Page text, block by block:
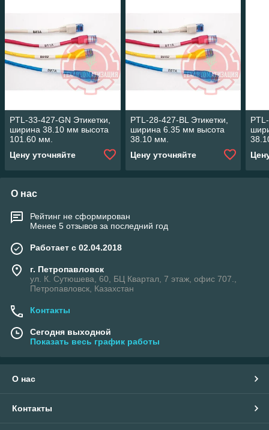
PTL-33-427-GN Этикетки,
ширина 38.10 мм высота
101.60 мм.
Цену уточняйте
PTL-28-427-BL Этикетки,
ширина 6.35 мм высота
38.10 мм.
Цену уточняйте
О нас
Рейтинг не сформирован
Менее 5 отзывов за последний год
Работает с 02.04.2018
г. Петропавловск
ул. К. Сутюшева, 60, БЦ Квартал, 7 этаж, офис 707.,
Петропавловск, Казахстан
Контакты
Сегодня выходной
Показать весь график работы
О нас
Контакты